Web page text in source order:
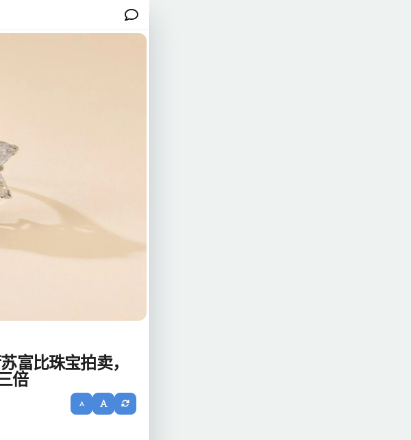
富比珠宝拍卖，
倍